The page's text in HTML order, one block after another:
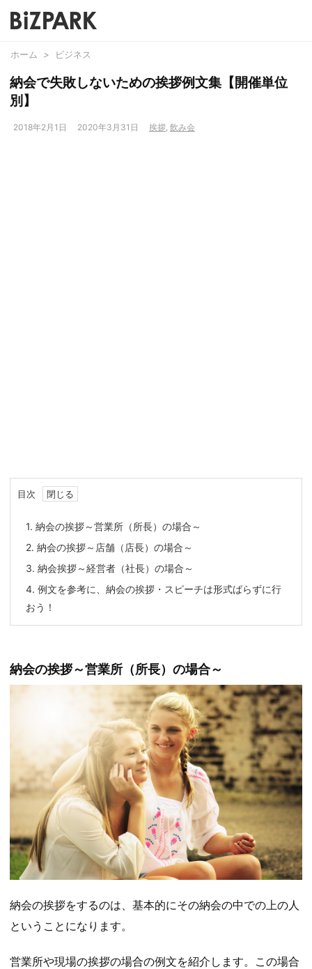
ホーム > ビジネス
納会で失敗しないための挨拶例文集【開催単位
別】
2018年2月1日 2020年3月31日 挨拶, 飲み会
目次
1. 納会の挨拶～営業所（所長）の場合～
2. 納会の挨拶～店舗（店長）の場合～
3. 納会挨拶～経営者（社長）の場合～
4. 例文を参考に、納会の挨拶・スピーチは形式ばらずに行
おう！
納会の挨拶～営業所（所長）の場合～
納会の挨拶をするのは、基本的にその納会の中での上の人
ということになります。
営業所や現場の挨拶の場合の例文を紹介します。この場合